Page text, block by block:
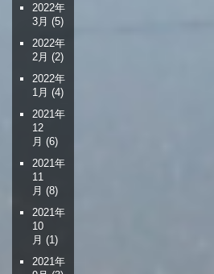
2022年
3月 (5)
2022年
2月 (2)
2022年
1月 (4)
2021年
12
月 (6)
2021年
11
月 (8)
2021年
10
月 (1)
2021年